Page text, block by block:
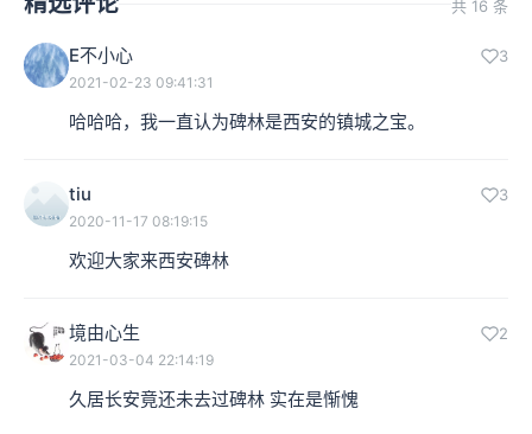
共 16 条
E不小心 3
2021-02-23 09:41:31
哈哈哈，我一直认为碑林是西安的镇城之宝。
tiu 3
2020-11-17 08:19:15
欢迎大家来西安碑林
境由心生 2
2021-03-04 22:14:19
久居长安竟还未去过碑林 实在是惭愧